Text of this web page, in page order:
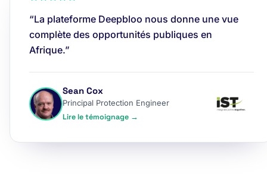
“La plateforme Deepbloo nous donne une vue
complète des opportunités publiques en
Afrique.”
Sean Cox
Principal Protection Engineer
Lire le témoignage →